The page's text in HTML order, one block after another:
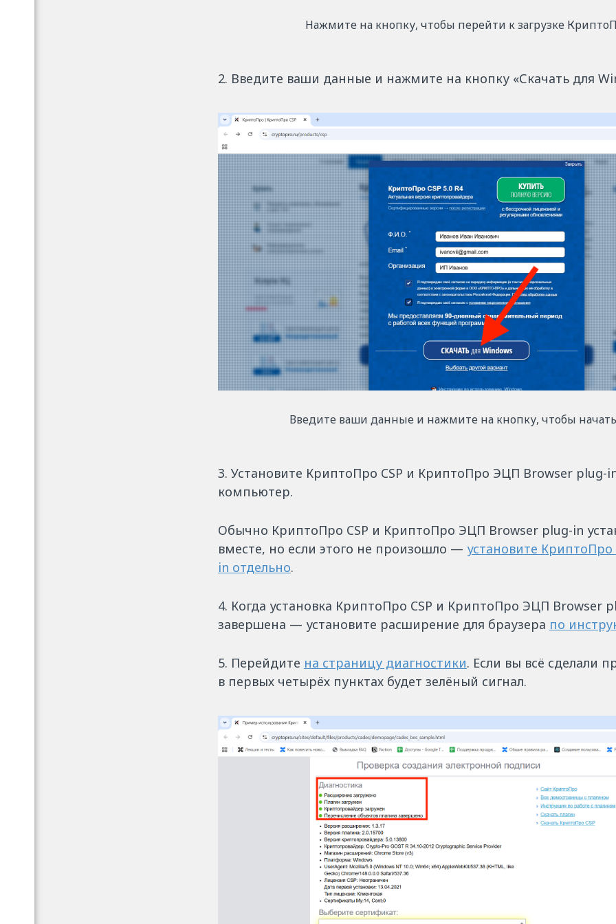
Нажмите на кнопку, чтобы перейти к загрузке
2. Введите ваши данные и нажмите на кнопку «Скачать для
Введите ваши данные и нажмите на кнопку, чтобы
3. Установите КриптоПро CSP и КриптоПро ЭЦП Browser plug-
компьютер.
Обычно КриптоПро CSP и КриптоПро ЭЦП Browser plug-in
вместе, но если этого не произошло — установите
in отдельно.
4. Когда установка КриптоПро CSP и КриптоПро ЭЦП Browser
завершена — установите расширение для браузера по
5. Перейдите на страницу диагностики. Если вы всё сделали
в первых четырёх пунктах будет зелёный сигнал.